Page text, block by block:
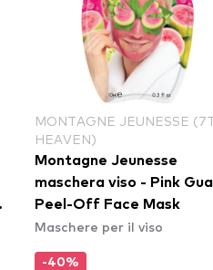
MONTAGNE JEUNESSE
HEAVEN)
Montagne Jeunesse
maschera viso - Pink
Peel-Off Face Mask
Maschere per il viso
-40%